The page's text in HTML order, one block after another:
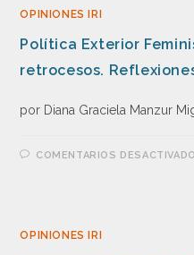
OPINIONES IRI
Política Exterior
retrocesos.
por Diana Graciela Manzur
COMENTARIOS
OPINIONES IRI